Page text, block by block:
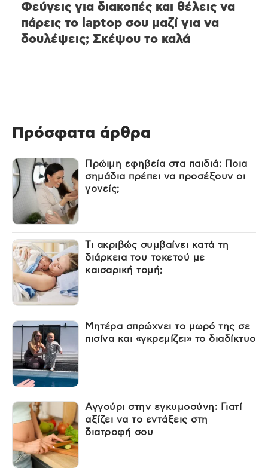
Φεύγεις για διακοπές και θέλεις να
πάρεις το laptop σου μαζί για να
δουλέψεις; Σκέψου το καλά
Πρόσφατα άρθρα
Πρώιμη εφηβεία στα παιδιά: Ποια
σημάδια πρέπει να προσέξουν οι
γονείς;
Τι ακριβώς συμβαίνει κατά τη
διάρκεια του τοκετού με
καισαρική τομή;
Μητέρα σπρώχνει το μωρό της σε
πισίνα και «γκρεμίζει» το διαδίκτυο
Αγγούρι στην εγκυμοσύνη: Γιατί
αξίζει να το εντάξεις στη
διατροφή σου